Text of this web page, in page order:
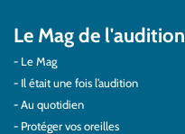
Le Mag de l'audition
Le Mag
Il était une fois l’audition
Au quotidien
Protéger vos oreilles